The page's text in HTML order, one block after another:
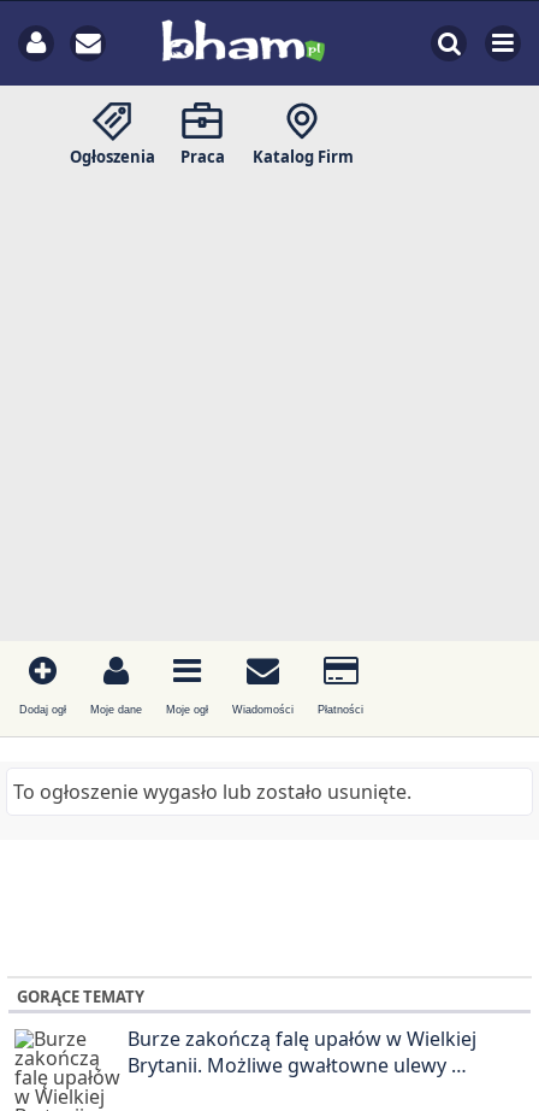
Ogłoszenia Praca Katalog Firm
Dodaj ogł Moje dane Moje ogł Wiadomości Płatności
To ogłoszenie wygasło lub zostało usunięte.
GORĄCE TEMATY
Burze zakończą falę upałów w Wielkiej
Brytanii. Możliwe gwałtowne ulewy …